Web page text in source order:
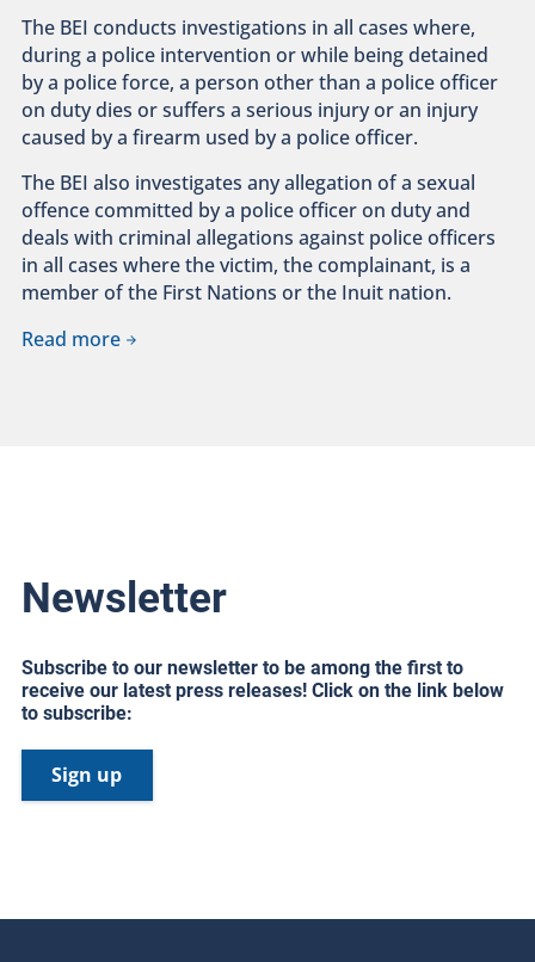
The BEI conducts investigations in all cases where,
during a police intervention or while being detained
by a police force, a person other than a police officer
on duty dies or suffers a serious injury or an injury
caused by a firearm used by a police officer.
The BEI also investigates any allegation of a sexual
offence committed by a police officer on duty and
deals with criminal allegations against police officers
in all cases where the victim, the complainant, is a
member of the First Nations or the Inuit nation.
Read more
Newsletter
Subscribe to our newsletter to be among the first to
receive our latest press releases! Click on the link below
to subscribe:
Sign up